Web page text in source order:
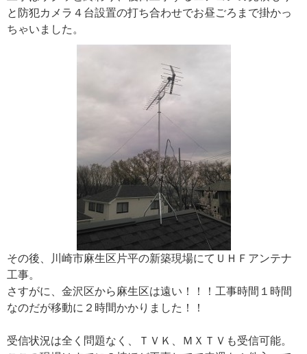
と防犯カメラ４台設置の打ち合わせでお昼ごろまで掛かっ
ちゃいました。
その後、川崎市麻生区片平の新築現場にてＵＨＦアンテナ
工事。
さすがに、金沢区から麻生区は遠い！！！工事時間１時間
なのだが移動に２時間かかりました！！
受信状況は全く問題なく、ＴＶＫ、ＭＸＴＶも受信可能。